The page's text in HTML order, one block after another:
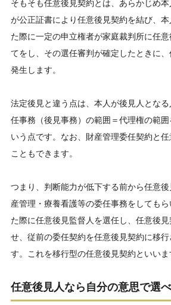
そもそも任意後見契約とは、あらかじめ
が公正証書により任意後見契約を結び、
た際に一定の申立権者が家庭裁判所に任
てをし、その選任審判が確定したときに
発生します。
法定後見と違う点は、本人が後見人とな
任事務（後見事務）の範囲＝代理権の範
いう点です。なお、財産管理委任契約と
こともできます。
つまり、判断能力が低下する前から任意
産管理・療養看護等の委任事務をしても
た際に任意後見監督人を選任し、任意後
せ、従前の委任契約を任意後見契約に移
す。これを移行型の任意後見契約といいま
任意後見人なら自分の意思で選